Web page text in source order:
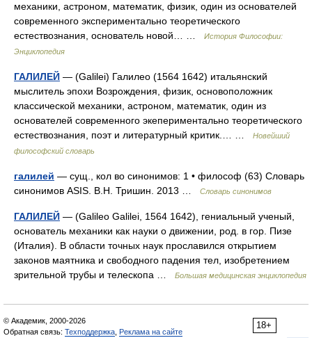
механики, астроном, математик, физик, один из основателей
современного экспериментально теоретического
естествознания, основатель новой… …
История Философии:
Энциклопедия
ГАЛИЛЕЙ — (Galilei) Галилео (1564 1642) итальянский
мыслитель эпохи Возрождения, физик, основоположник
классической механики, астроном, математик, один из
основателей современного экепериментально теоретического
естествознания, поэт и литературный критик.… …
Новейший
философский словарь
галилей — сущ., кол во синонимов: 1 • философ (63) Словарь
синонимов ASIS. В.Н. Тришин. 2013 …
Словарь синонимов
ГАЛИЛЕЙ — (Galileo Galilei, 1564 1642), гениальный ученый,
основатель механики как науки о движении, род. в гор. Пизе
(Италия). В области точных наук прославился открытием
законов маятника и свободного падения тел, изобретением
зрительной трубы и телескопа …
Большая медицинская энциклопедия
18+
© Академик, 2000-2026
Обратная связь: Техподдержка Реклама на сайте